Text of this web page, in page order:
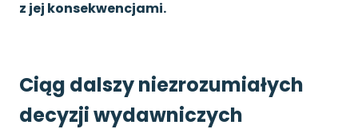
z jej konsekwencjami.
Ciąg dalszy niezrozumiałych
decyzji wydawniczych